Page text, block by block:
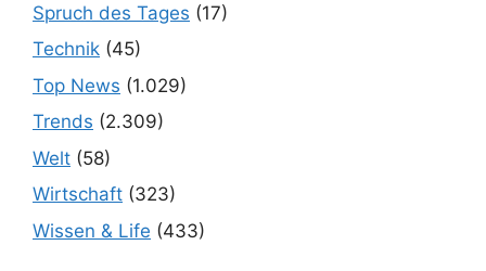
Spruch des Tages (17)
Technik (45)
Top News (1.029)
Trends (2.309)
Welt (58)
Wirtschaft (323)
Wissen & Life (433)